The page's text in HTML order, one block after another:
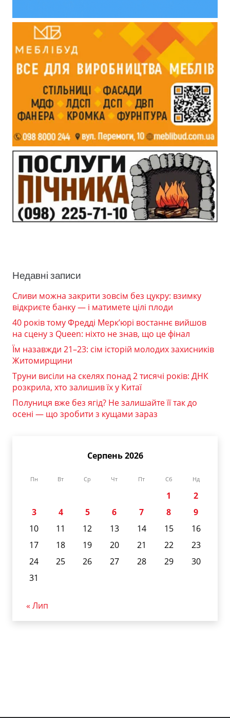
Недавні записи
Сливи можна закрити зовсім без цукру: взимку
відкриєте банку — і матимете цілі плоди
40 років тому Фредді Мерк’юрі востаннє вийшов
на сцену з Queen: ніхто не знав, що це фінал
Їм назавжди 21–23: сім історій молодих захисників
Житомирщини
Труни висіли на скелях понад 2 тисячі років: ДНК
розкрила, хто залишив їх у Китаї
Полуниця вже без ягід? Не залишайте її так до
осені — що зробити з кущами зараз
Серпень 2026
Пн Вт Ср Чт Пт Сб Нд
1
2
3
4 5 6 7 8
9
10
11 12 13 14 15
16
17
18 19 20 21 22
23
24
25 26 27 28 29
30
31
« Лип